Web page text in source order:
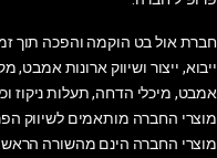
חברת אול בט הוקמה והפכה תוך
ייבוא, ייצור ושיווק ארונות אמבט, מקלחונים,
אמבט, מיכלי הדחה, תעלות ניקוז
מוצרי החברה מותאמים לשיווק
מוצרי החברה הינם מהשורה